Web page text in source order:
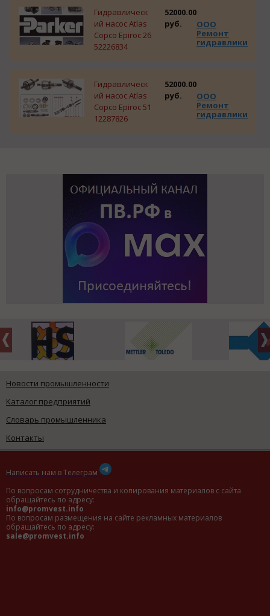
Гидравлическ
ий насос Atlas
Copco Epiroc 26
52226834
52000.00
руб.
ООО
Ремонт
гидравлики
Гидравлическ
ий насос Atlas
Copco Epiroc 51
12287826
52000.00
руб.
ООО
Ремонт
гидравлики
Новости промышленности
Каталог предприятий
Словарь промышленника
Контакты
Написать нам в Телеграм
По вопросам сотрудничества и копирования материалов с сайта
обращайтесь по адресу:
info@promvest.info
По вопросам размещения на сайте рекламных материалов
обращайтесь по адресу:
sale@promvest.info